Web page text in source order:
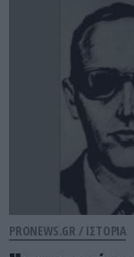
PRONEWS.GR / ΙΣΤΟΡΙΑ